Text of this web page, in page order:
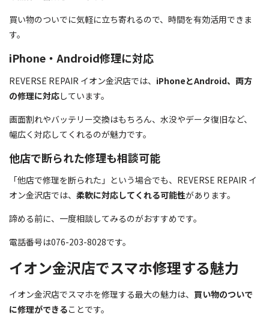
買い物のついでに気軽に立ち寄れるので、時間を有効活用できま
す。
iPhone・Android修理に対応
REVERSE REPAIR イオン金沢店では、 iPhoneとAndroid、両方
の修理に対応しています。
画面割れやバッテリー交換はもちろん、水没やデータ復旧など、
幅広く対応してくれるのが魅力です。
他店で断られた修理も相談可能
「他店で修理を断られた」という場合でも、REVERSE REPAIR イ
オン金沢店では、 柔軟に対応してくれる可能性があります。
諦める前に、一度相談してみるのがおすすめです。
電話番号は076-203-8028です。
イオン金沢店でスマホ修理する魅力
イオン金沢店でスマホを修理する最大の魅力は、 買い物のついで
に修理ができることです。